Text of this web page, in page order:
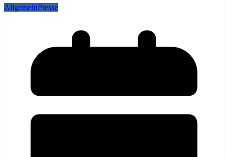
AllgemeinPresse